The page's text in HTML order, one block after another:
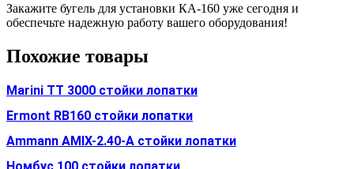
Закажите бугель для установки КА-160 уже сегодня и
обеспечьте надежную работу вашего оборудования!
Похожие товары
Marini TT 3000 стойки лопатки
Ermont RB160 стойки лопатки
Ammann AMIX-2.40-A стойки лопатки